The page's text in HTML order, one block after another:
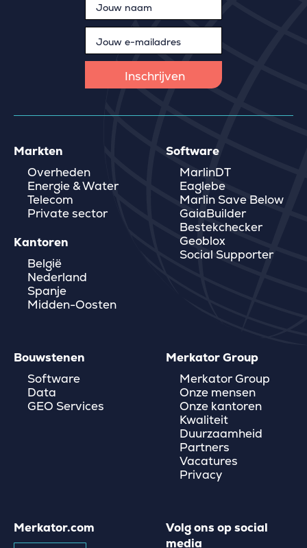
Volg ons op social
media
Markten
Overheden
Energie & Water
Telecom
Private sector
Kantoren
België
Nederland
Spanje
Midden-Oosten
Software
MarlinDT
Eaglebe
Marlin Save Below
GaiaBuilder
Bestekchecker
Geoblox
Social Supporter
Bouwstenen
Software
Data
GEO Services
Merkator Group
Merkator Group
Onze mensen
Onze kantoren
Kwaliteit
Duurzaamheid
Partners
Vacatures
Privacy
Merkator.com